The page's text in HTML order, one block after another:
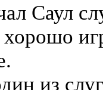
Саул
хорошо
из